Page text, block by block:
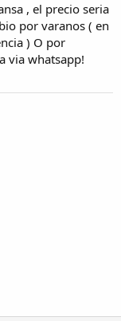
, el precio seria
por varanos ( en
) O por
via whatsapp!